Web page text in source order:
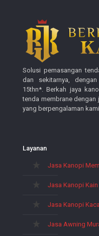
Solusi pemasangan
dan sekitarnya,
15thn*. Berkah jaya
tenda membrane dengan
yang berpengalaman
Layanan
Jasa Kanopi
Jasa Kanopi Kain
Jasa Kanopi Kaca
Jasa Awning